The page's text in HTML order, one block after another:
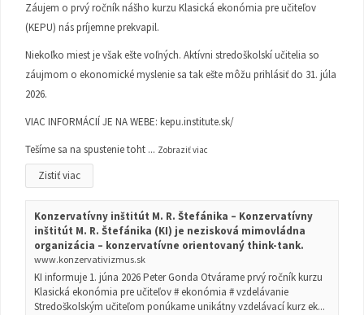
Záujem o prvý ročník nášho kurzu Klasická ekonómia pre učiteľov
(KEPU) nás príjemne prekvapil.
Niekoľko miest je však ešte voľných. Aktívni stredoškolskí učitelia so
záujmom o ekonomické myslenie sa tak ešte môžu prihlásiť do 31. júla
2026.
VIAC INFORMÁCIÍ JE NA WEBE: kepu.institute.sk/
Tešíme sa na spustenie toht ... Zobraziť viac
Zistiť viac
Konzervatívny inštitút M. R. Štefánika – Konzervatívny
inštitút M. R. Štefánika (KI) je nezisková mimovládna
organizácia – konzervatívne orientovaný think-tank.
www.konzervativizmus.sk
KI informuje 1. júna 2026 Peter Gonda Otvárame prvý ročník kurzu
Klasická ekonómia pre učiteľov # ekonómia # vzdelávanie
Stredoškolským učiteľom ponúkame unikátny vzdelávací kurz ek...